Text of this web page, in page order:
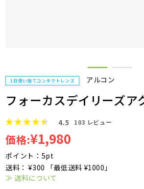
1日使い捨てコンタクトレンズ アルコン
フォーカスデイリーズア
4.5 103 レビュー
価格:¥1,980
ポイント：5pt
送料： ¥300 「最低送料 ¥1000」
≫ 送料について